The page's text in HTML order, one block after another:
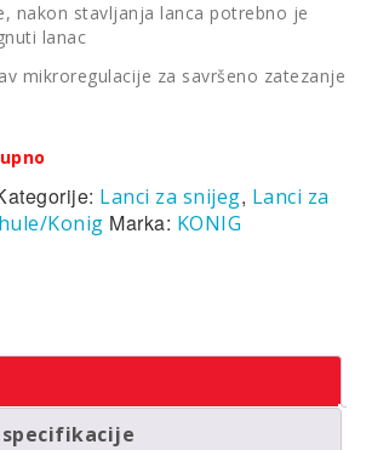
nakon stavljanja lanca potrebno je
lanac
mikroregulacije za savršeno zatezanje
Lanci za snijeg, Lanci za
Konig Marka: KONIG